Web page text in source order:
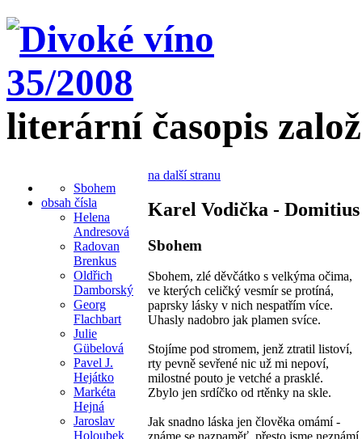
literární časopis
Sbohem
obsah čísla
Helena
Andresová
Radovan
Brenkus
Oldřich
Damborský
Georg
Flachbart
Julie
Gübelová
Pavel J.
Hejátko
Markéta
Hejná
Jaroslav
Holoubek
na další stranu
Karel Vodička -
Sbohem
Sbohem, zlé děvčátko s velkýma očima,
ve kterých celičký vesmír se protíná,
paprsky lásky v nich nespatřím více.
Uhasly nadobro jak plamen svíce.
Stojíme pod stromem, jenž ztratil listoví,
rty pevně sevřené nic už mi nepoví,
milostné pouto je vetché a prasklé.
Zbylo jen srdíčko od rtěnky na skle.
Jak snadno láska jen člověka omámí -